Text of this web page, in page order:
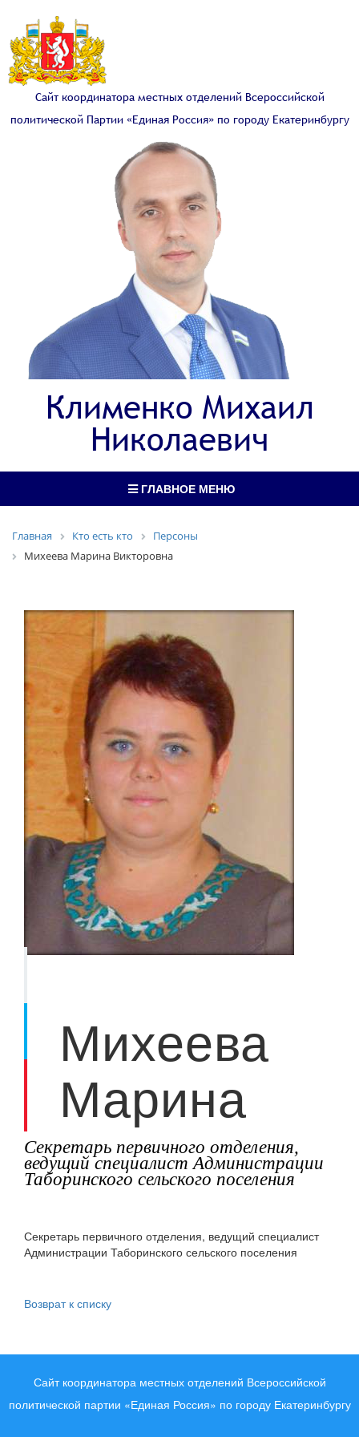
Сайт координатора местных отделений Всероссийской
политической Партии «Единая Россия» по городу Екатеринбургу
Клименко Михаил
Николаевич
ГЛАВНОЕ МЕНЮ
Главная Кто есть кто
Персоны
Михеева Марина Викторовна
Михеева
Марина
Секретарь первичного отделения,
ведущий специалист Администрации
Таборинского сельского поселения
Секретарь первичного отделения, ведущий специалист
Администрации Таборинского сельского поселения
Возврат к списку
Сайт координатора местных отделений Всероссийской
политической партии «Единая Россия» по городу Екатеринбургу